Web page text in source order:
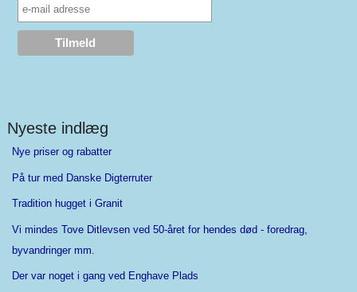
Nyeste indlæg
Nye priser og rabatter
På tur med Danske Digterruter
Tradition hugget i Granit
Vi mindes Tove Ditlevsen ved 50-året for hendes død - foredrag,
byvandringer mm.
Der var noget i gang ved Enghave Plads